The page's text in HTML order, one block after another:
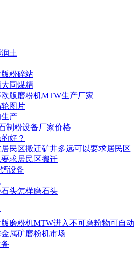
土
粉碎站
同煤精
版磨粉机MTW生产厂家
图片
产
制粉设备厂家价格
好？
民区搬迁矿井多远可以要求居民区
求居民区搬迁
设备
头怎样磨石头
磨粉机MTW进入不可磨粉物可自动
属矿磨粉机市场